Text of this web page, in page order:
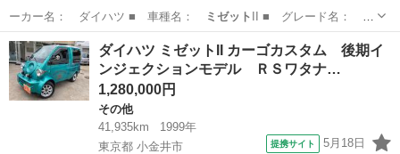
ーカー名： ダイハツ ■ 車種名： ミゼット
II ■ グレード名： Ｒ
タイプ 希…
東京 西多摩郡
ダイハツ ミゼットII カーゴカスタム 後期イ
ンジェクションモデル ＲＳワタナ…
1,280,000円
その他
41,935km
1999年
東京都 小金井市
提携サイト 5月18日